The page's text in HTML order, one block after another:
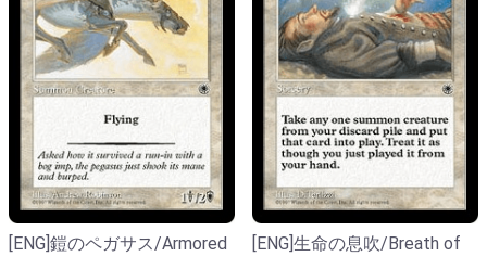
[ENG]鎧のペガサス/Armored
[ENG]生命の息吹/Breath of